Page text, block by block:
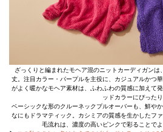
ざっくりと編まれたモヘア混のニットカーディガン
丈。注目カラー・パープルを主役に、カジュアルかつ
がよく暖かなモヘア素材は、ふわふわの質感に加えて
ッドカラーにぴったり
ベーシックな形のクルーネックプルオーバーも、鮮や
なにもドラマティック。カシミアの質感を生かしたフ
毛流れは、濃度の高いピンクで彩ることで